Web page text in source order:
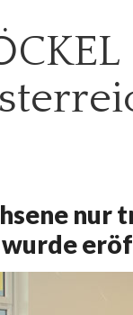
nur